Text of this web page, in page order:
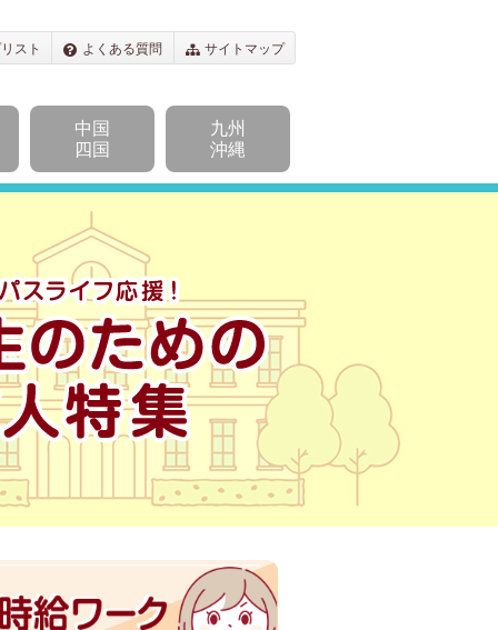
スト よくある質問 サイトマップ
中国
四国
九州
沖縄